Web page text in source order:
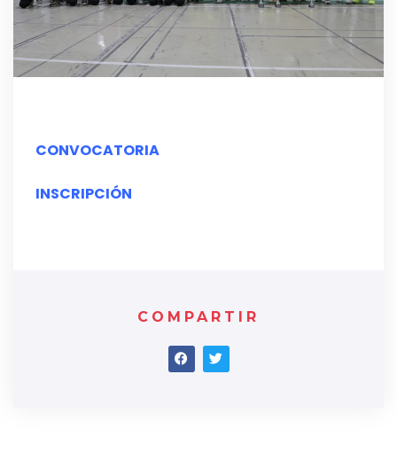
CONVOCATORIA
INSCRIPCIÓN
COMPARTIR